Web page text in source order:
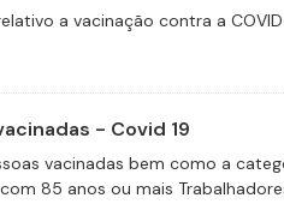
a vacinação contra a
- Covid 19
vacinadas bem como a
85 anos ou mais